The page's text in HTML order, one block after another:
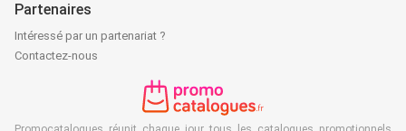
Partenaires
Intéressé par un partenariat ?
Contactez-nous